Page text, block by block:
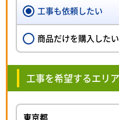
工事も依頼したい
商品だけを購入したい
工事を希望するエリ